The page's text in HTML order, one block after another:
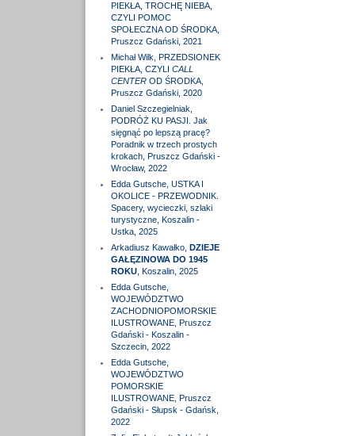
PIEKŁA, TROCHĘ NIEBA,
CZYLI POMOC
SPOŁECZNA OD ŚRODKA,
Pruszcz Gdański, 2021
Michał Wilk, PRZEDSIONEK
PIEKŁA, CZYLI CALL
CENTEROD ŚRODKA,
Pruszcz Gdański, 2020
Daniel Szczegielniak,
PODRÓŻ KU PASJI. Jak
sięgnąć po lepszą pracę?
Poradnik w trzech prostych
krokach, Pruszcz Gdański -
Wrocław, 2022
Edda Gutsche, USTKA I
OKOLICE - PRZEWODNIK.
Spacery, wycieczki, szlaki
turystyczne, Koszalin -
Ustka, 2025
Arkadiusz Kawałko, DZIEJE
GAŁĘZINOWA DO 1945
ROKU, Koszalin, 2025
Edda Gutsche,
WOJEWÓDZTWO
ZACHODNIOPOMORSKIE
ILUSTROWANE, Pruszcz
Gdański - Koszalin -
Szczecin, 2022
Edda Gutsche,
WOJEWÓDZTWO
POMORSKIE
ILUSTROWANE, Pruszcz
Gdański - Słupsk - Gdańsk,
2022